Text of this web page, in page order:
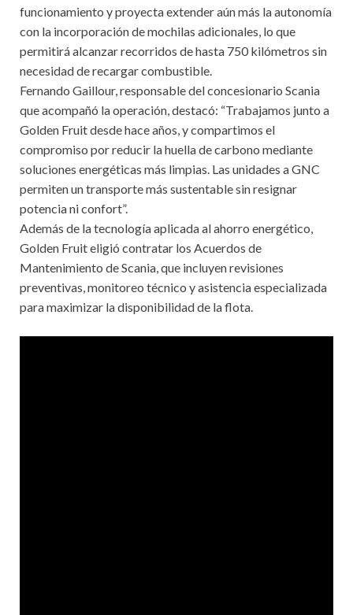
funcionamiento y proyecta extender aún más la autonomía
con la incorporación de mochilas adicionales, lo que
permitirá alcanzar recorridos de hasta 750 kilómetros sin
necesidad de recargar combustible.
Fernando Gaillour, responsable del concesionario Scania
que acompañó la operación, destacó: “Trabajamos junto a
Golden Fruit desde hace años, y compartimos el
compromiso por reducir la huella de carbono mediante
soluciones energéticas más limpias. Las unidades a GNC
permiten un transporte más sustentable sin resignar
potencia ni confort”.
Además de la tecnología aplicada al ahorro energético,
Golden Fruit eligió contratar los Acuerdos de
Mantenimiento de Scania, que incluyen revisiones
preventivas, monitoreo técnico y asistencia especializada
para maximizar la disponibilidad de la flota.